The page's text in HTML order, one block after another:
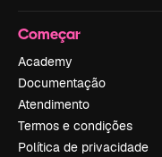
Começar
Academy
Documentação
Atendimento
Termos e condições
Política de privacidade